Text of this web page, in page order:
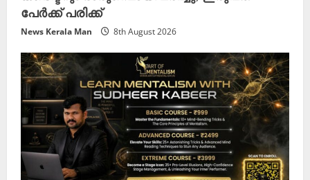
പേർക്ക് പരിക്ക്
News Kerala Man 8th August 2026